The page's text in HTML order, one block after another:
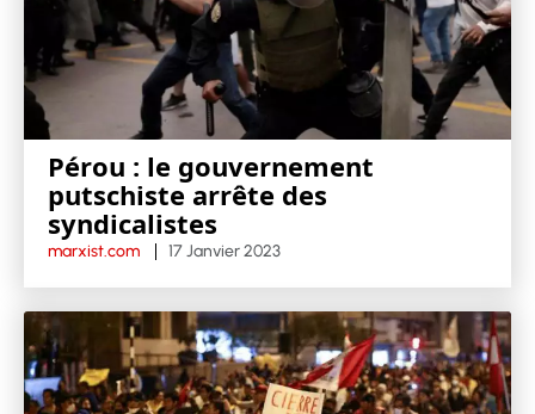
Pérou : le gouvernement
putschiste arrête des
syndicalistes
marxist.com 17 Janvier 2023